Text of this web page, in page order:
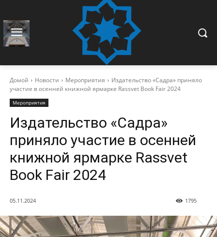
Домой Новости Мероприятия
Издательство «Садра» приняло
участие в осенней книжной ярмарке Rassvet Book Fair 2024
Мероприятия
Издательство «Садра»
приняло участие в осенней
книжной ярмарке Rassvet
Book Fair 2024
05.11.2024 1795